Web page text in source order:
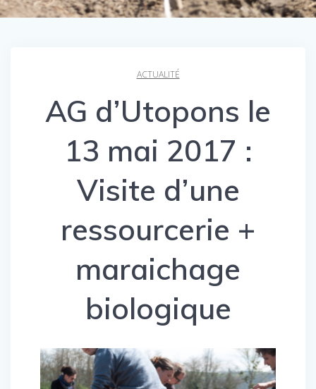
ACTUALITÉ
AG d’Utopons le
13 mai 2017 :
Visite d’une
ressourcerie +
maraichage
biologique